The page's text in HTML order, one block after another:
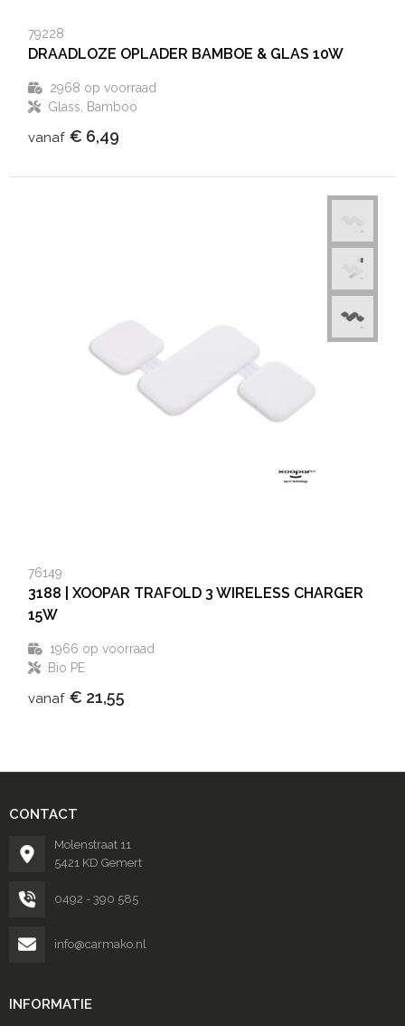
79228
DRAADLOZE OPLADER BAMBOE & GLAS 10W
2968 op voorraad
Glass, Bamboo
vanaf € 6,49
76149
3188 | XOOPAR TRAFOLD 3 WIRELESS CHARGER
15W
1966 op voorraad
Bio PE
vanaf € 21,55
CONTACT
Molenstraat 11
5421 KD Gemert
0492 - 390 585
info@carmako.nl
INFORMATIE